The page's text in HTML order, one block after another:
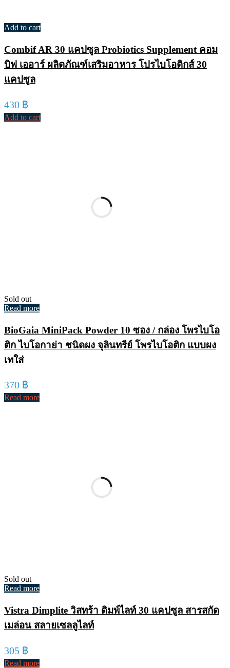
Add to cart
Combif AR 30 แคปซูล Probiotics Supplement คอม
บิฟ เออาร์ ผลิตภัณฑ์เสริมอาหาร โปรไบโอติกส์ 30
แคปซูล
430 ฿
Add to cart
Sold out
Read more
BioGaia MiniPack Powder 10 ซอง / กล่อง โพรไบโอ
ติก ไบโอกาย่า ชนิดผง จุลินทรีย์ โพรไบโอติก แบบผง
เทใส่
370 ฿
Read more
Sold out
Read more
Vistra Dimplite วิสทร้า ดิมพ์ไลท์ 30 แคปซูล สารสกัด
เมล่อน สลายเซลลูไลท์
305 ฿
Read more